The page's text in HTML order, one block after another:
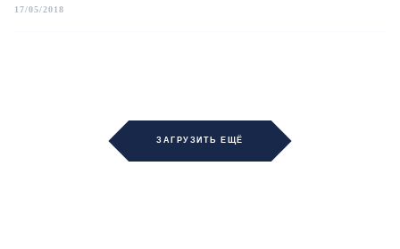
17/05/2018
ЗАГРУЗИТЬ ЕЩЁ